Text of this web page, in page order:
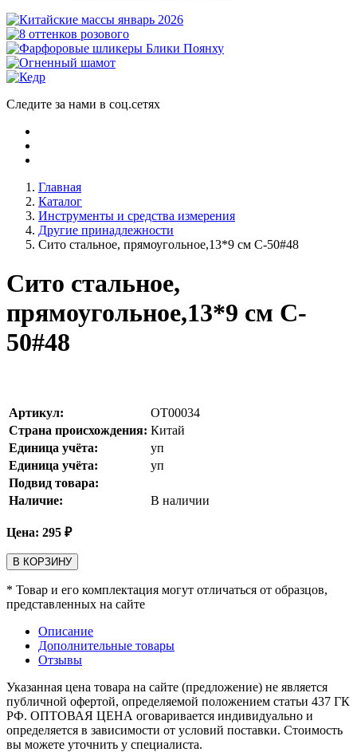
Следите за нами в соц.сетях
Главная
Каталог
Инструменты и средства измерения
Другие принадлежности
Сито стальное, прямоугольное,13*9 см C-50#48
Сито стальное,
прямоугольное,13*9 см C-
50#48
Артикул:
OT00034
Страна происхождения: Китай
Единица учёта:
уп
Единица учёта:
уп
Подвид товара:
Наличие:
В наличии
Цена: 295 ₽
В КОРЗИНУ
* Товар и его комплектация могут отличаться от образцов,
представленных на сайте
Описание
Дополнительные товары
Отзывы
Указанная цена товара на сайте (предложение) не является
публичной офертой, определяемой положением статьи 437 ГК
РФ. ОПТОВАЯ ЦЕНА оговаривается индивидуально и
определяется в зависимости от условий поставки. Стоимость
вы можете уточнить у специалиста.